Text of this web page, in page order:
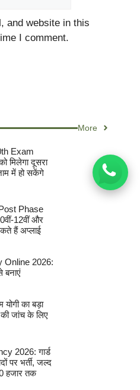
and website in this
I comment.
More
Exam
मिलेगा दूसरा
में हो सकेंगे
Phase
12वीं और
हैं अप्लाई
Online 2026:
बनाएं
योगी का बड़ा
जांच के लिए
2026: गार्ड
पर भर्ती, जल्द
हजार तक